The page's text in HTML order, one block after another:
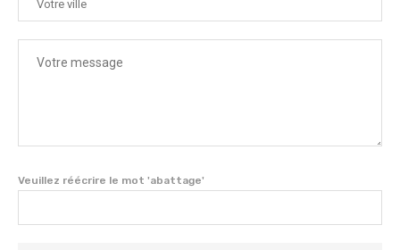
Veuillez réécrire le mot 'abattage'